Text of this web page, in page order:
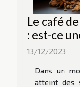
Le café
: est-ce
13/12/2023
Dans un
atteint des